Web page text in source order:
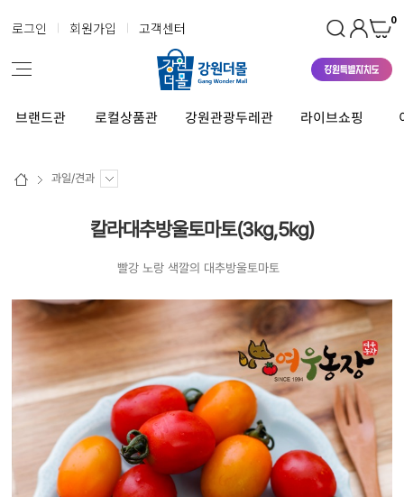
로그인 회원가입 고객센터 0
브랜드관 로컬상품관 강원관광두레관 라이브쇼핑
과일/견과
칼라대추방울토마토(3kg,5kg)
빨강 노랑 색깔의 대추방울토마토